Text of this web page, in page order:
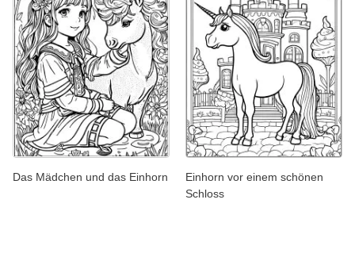
Das Mädchen und das Einhorn
Einhorn vor einem schönen
Schloss